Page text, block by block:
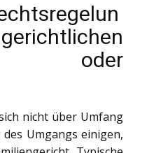
oder
nicht über Umfang
Umgangs einigen,